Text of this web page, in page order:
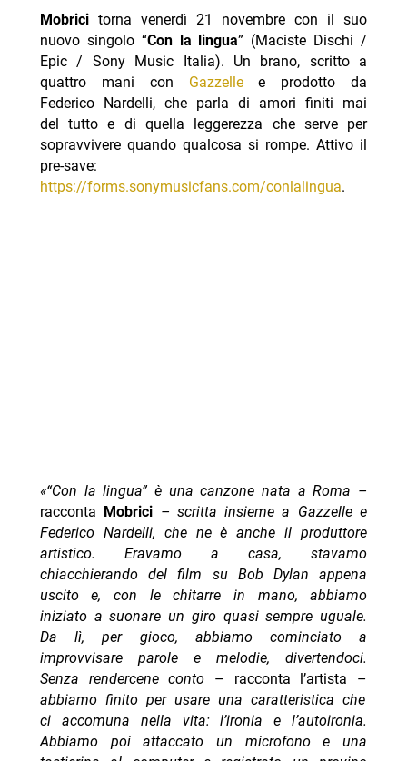
Mobricitorna venerdì 21 novembre con il suo
nuovo singolo “Con la lingua” (Maciste Dischi /
Epic / Sony Music Italia). Un brano, scritto a
quattro mani con Gazzellee prodotto da
Federico Nardelli, che parla di amori finiti mai
del tutto e di quella leggerezza che serve per
sopravvivere quando qualcosa si rompe. Attivo il
pre-save:
https://forms.sonymusicfans.com/conlalingua.
«“Con la lingua” è una canzone nata a Roma –
racconta
Mobrici – scritta insieme a Gazzelle e
Federico Nardelli, che ne è anche il produttore
artistico. Eravamo a casa, stavamo
chiacchierando del film su Bob Dylan appena
uscito e, con le chitarre in mano, abbiamo
iniziato a suonare un giro quasi sempre uguale.
Da lì, per gioco, abbiamo cominciato a
improvvisare parole e melodie, divertendoci.
Senza rendercene conto – racconta l’artista –
abbiamo finito per usare una caratteristica che
ci accomuna nella vita: l’ironia e l’autoironia.
Abbiamo poi attaccato un microfono e una